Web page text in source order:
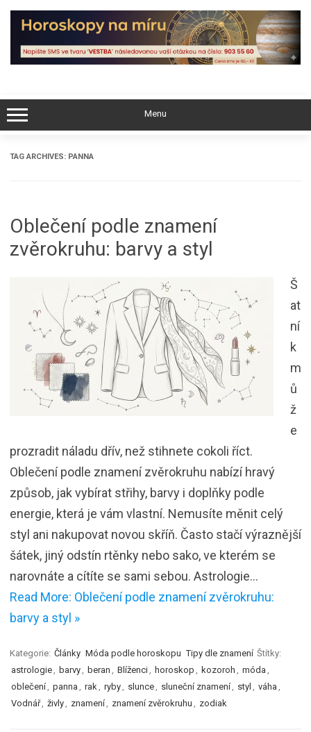
Skip
content
Menu
TAG ARCHIVES: PANNA
Oblečení podle znamení
zvěrokruhu: barvy a styl
Š
at
ní
k
m
ů
ž
e
prozradit náladu dřív, než stihnete cokoli říct.
Oblečení podle znamení zvěrokruhu nabízí hravý
způsob, jak vybírat střihy, barvy i doplňky podle
energie, která je vám vlastní. Nemusíte měnit celý
styl ani nakupovat novou skříň. Často stačí výraznější
šátek, jiný odstín rtěnky nebo sako, ve kterém se
narovnáte a cítíte se sami sebou. Astrologie…
Read More: Oblečení podle znamení zvěrokruhu:
barvy a styl »
Kategorie: Články Móda podle horoskopu Tipy dle znamení Štítky:
astrologie
barvy beran Blíženci horoskop kozoroh móda
oblečení
panna rak ryby slunce sluneční znamení styl váha
Vodnář
živly znamení znamení zvěrokruhu zodiak